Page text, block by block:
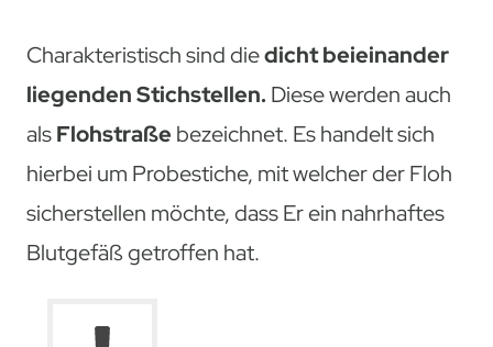
Charakteristisch sind diedicht beieinander
liegenden Stichstellen. Diese werden auch
alsFlohstraße bezeichnet. Es handelt sich
hierbei um Probestiche, mit welcher der Floh
sicherstellen möchte, dass Er ein nahrhaftes
Blutgefäß getroffen hat.